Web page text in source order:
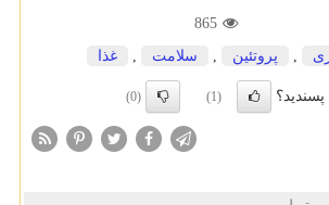
865
پروتئین سلامت غذا
(1)
(0)